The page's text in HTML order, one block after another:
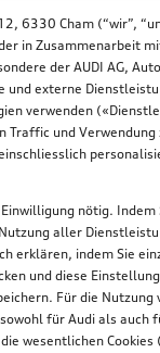
6330 Cham (“wir”,
in Zusammenarbeit
der AUDI AG,
externe
verwenden
Traffic und Verwendung
nötig. Indem
aller
erklären, indem Sie
und diese
Für die Nutzung
für Audi als auch
wesentlichen Cookies